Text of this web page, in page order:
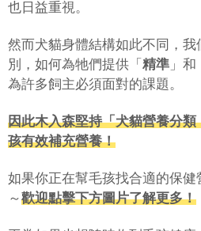
也日益重視。
然而犬貓身體結構如此不同，
別，如何為牠們提供「 精準 」和
為許多飼主必須面對的課題。
因此木入森堅持「犬貓營養分
孩有效補充營養！
如果你正在幫毛孩找合適的保
～歡迎點擊下方圖片了解更多！